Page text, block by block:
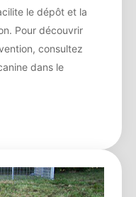
le dépôt et la
Pour découvrir
consultez
dans le